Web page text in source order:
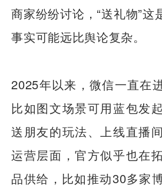
商家纷纷讨论，“送礼物”这
事实可能远比舆论复杂。
2025年以来，微信一直在
比如图文场景可用蓝包发
送朋友的玩法、上线直播
运营层面，官方似乎也在
品供给，比如推动30多家